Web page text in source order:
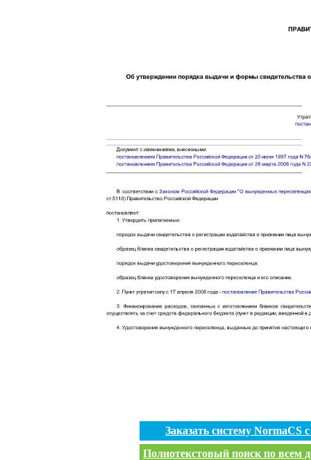
Заказать систему
Полнотекстовый поиск по всем